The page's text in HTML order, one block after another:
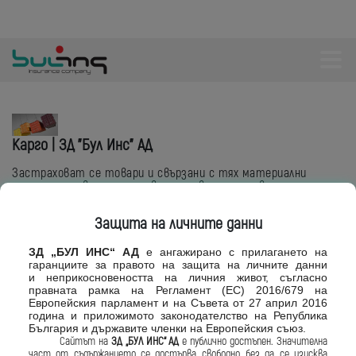
Карго | ЗД "Бул Инс" АД
Застраховат се товари и свързани с тях материални
интереси по време на превоз, независимо от вида на
рискове, посочени в договора за застраховка.
Защита на личните данни
ЗД „БУЛ ИНС“ АД е ангажирано с прилагането на
гаранциите за правото на защита на личните данни
и неприкосновеността на личния живот, съгласно
правната рамка на Регламент (ЕС) 2016/679 на
Европейския парламент и на Съвета от 27 април 2016
година и приложимото законодателство на Република
България и държавите членки на Европейския съюз.
Сайтът на ЗД „БУЛ ИНС“ АДе публично достъпен. Значителна